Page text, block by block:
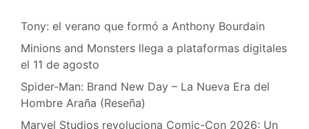
Tony: el verano que formó a Anthony Bourdain
Minions and Monsters llega a plataformas digitales
el 11 de agosto
Spider-Man: Brand New Day – La Nueva Era del
Hombre Araña (Reseña)
Marvel Studios revoluciona Comic-Con 2026: Un